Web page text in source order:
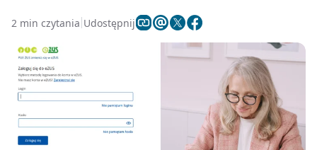
2 min czytania Udostępnij